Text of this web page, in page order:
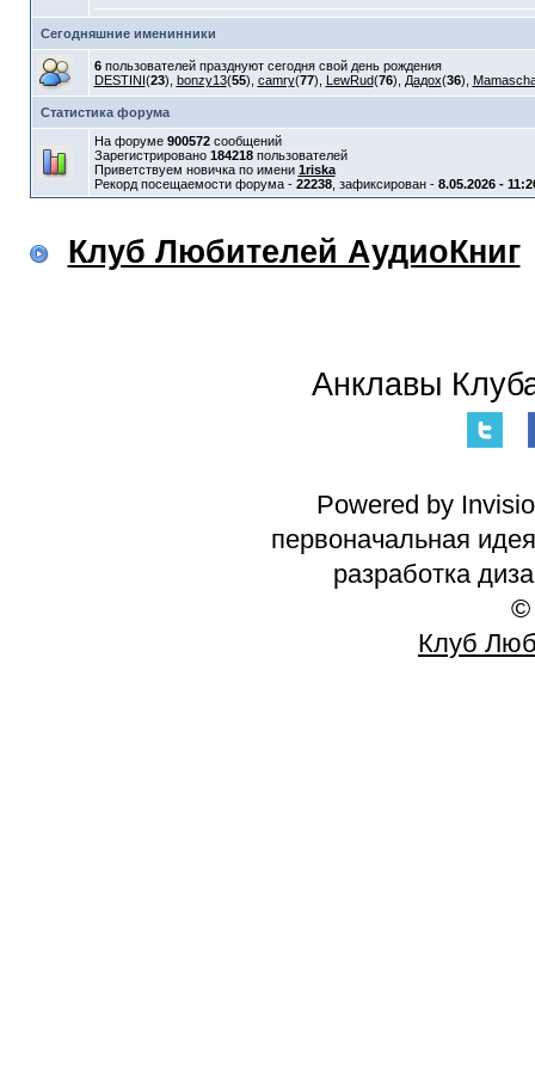
Сегодняшние именинники
6пользователей празднуют сегодня свой день рождения
DESTINI(23), bonzy13(55), camry(77), LewRud(76), Дадох(36),
Статистика форума
На форуме 900572сообщений
Зарегистрировано 184218пользователей
Приветствуем новичка по имени 1riska
Рекорд посещаемости форума - 22238, зафиксирован - 8.05.2026 -
Клуб Любителей АудиоКниг
Анклавы
Powered by
первоначальная
разработка
©
Клуб